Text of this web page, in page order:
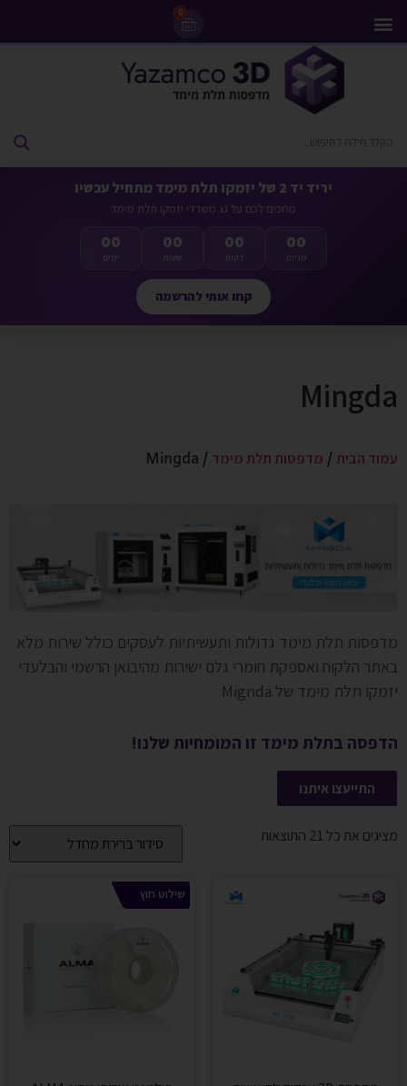
0
יריד יד 2 של יזמקו תלת מימד מתחיל עכשיו
מחכים לכם על גג משרדי יזמקו תלת מימד
00
ימים
00
שעות
00
דקות
00
שניות
קחו אותי להרשמה
Mingda
עמוד הבית / מדפסות תלת מימד / Mingda
מדפסות תלת מימד גדולות ותעשיתיות לעסקים כולל שירות מלא
באתר הלקוח ואספקת חומרי גלם ישירות מהיבואן הרשמי והבלעדי
יזמקו תלת מימד של Mignda
הדפסה בתלת מימד זו המומחיות שלנו!
התייעצו איתנו
מציגים את כל ⁦21⁩ התוצאות
שילוט חוץ